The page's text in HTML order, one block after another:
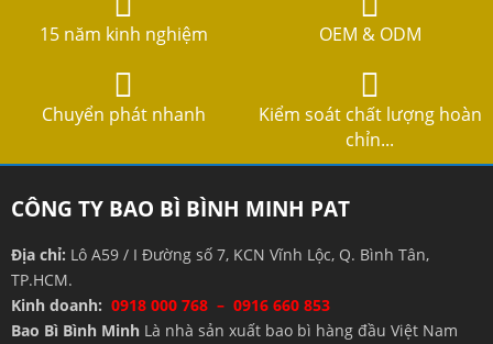
15 năm kinh nghiệm OEM & ODM
Chuyển phát nhanh
Kiểm soát chất lượng hoàn
chỉn...
CÔNG TY BAO BÌ BÌNH MINH PAT
Địa chỉ: Lô A59 / I Đường số 7, KCN Vĩnh Lộc, Q. Bình Tân,
TP.HCM.
Kinh doanh: 0918 000 768 – 0916 660 853
Bao Bì Bình Minh Là nhà sản xuất bao bì hàng đầu Việt Nam